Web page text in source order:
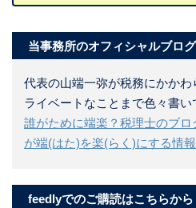
当事務所のオフィシャルブロ
代表の山端一弥が税務にかか
ライベートなことまで色々書い
誰がために端楽？税理士のブ
が端(はた)を楽(らく)にする情
feedlyでのご購読はこちらから